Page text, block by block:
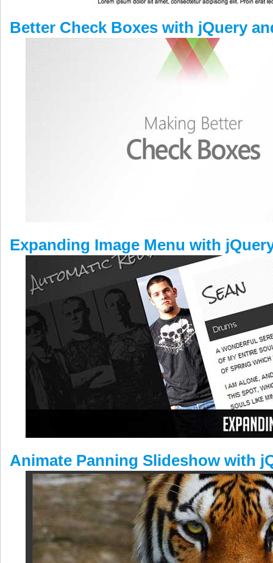
Better Check Boxes with jQuery
Expanding Image Menu with
Animate Panning Slideshow with